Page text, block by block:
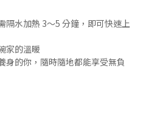
隔水加熱 3～5 分鐘，即可快速上
家的溫暖
身的你，隨時隨地都能享受無負